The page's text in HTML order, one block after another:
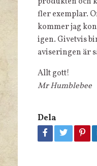
fler exemplar.
kommer jag
igen. Givetvis
aviseringen är
Allt gott!
Mr Humblebee
Dela